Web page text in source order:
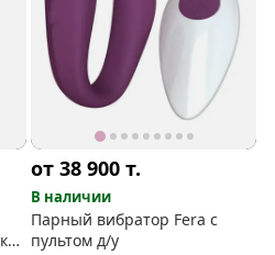
от 38 900т.
В наличии
Парный вибратор Fera с
пультом д/у